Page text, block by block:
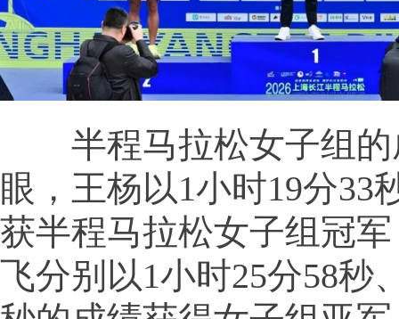
半程马拉松女子组的
眼，王杨以1小时19分33
获半程马拉松女子组冠
飞分别以1小时25分58秒